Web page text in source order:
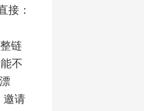
接：
链
不
邀请